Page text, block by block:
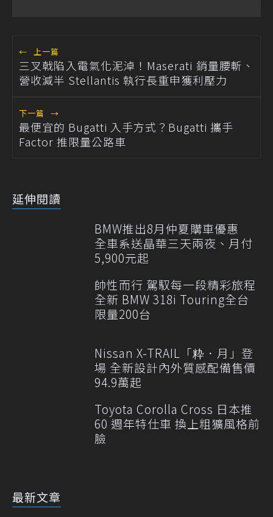
← 上一篇
三叉戟陷入電氣化泥淖！Maserati 銷量腰斬、
營收減半 Stellantis 執行長重申獲利壓力
下一篇 →
最便宜的 Bugatti 入手方式？Bugatti 攜手
Factor 推限量公路車
延伸閱讀
BMW推出8月仲夏購車優惠
全車系送晶華三天兩夜、月付
5,900元起
帥性而行 駕馭每一段精彩旅程
全新 BMW 318i Touring全台
限量200台
Nissan X-TRAIL「粋．月」登
場 全新設計內外質感配備售價
94.9萬起
Toyota Corolla Cross 日本推
60 週年特仕車 換上粗獷風格前
臉
最新文章